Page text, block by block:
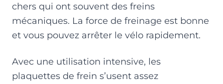
chers qui ont souvent des freins
mécaniques. La force de freinage est bonne
et vous pouvez arrêter le vélo rapidement.
Avec une utilisation intensive, les
plaquettes de frein s’usent assez